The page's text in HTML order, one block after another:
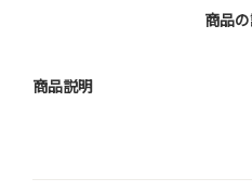
商品
商品説明